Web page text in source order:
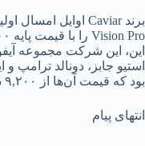
استیو جابز، دونالد ترامپ
بود که قیمت آن‌ها از ۹,۲۰۰ دلار شروع می‌شد.
انتهای پیام